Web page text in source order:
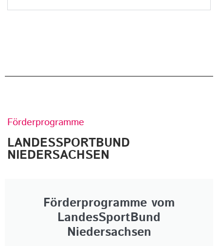
Förderprogramme
LANDESSPORTBUND
NIEDERSACHSEN
Förderprogramme vom
LandesSportBund
Niedersachsen